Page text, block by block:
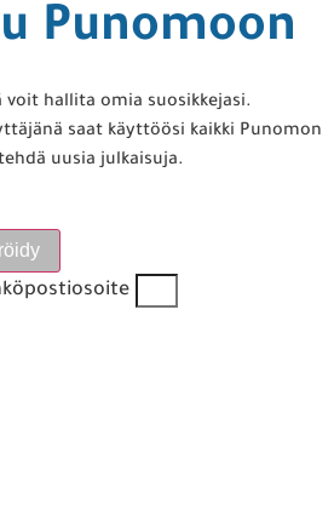
Punomoon
hallita omia suosikkejasi.
saat käyttöösi kaikki Punomon
uusia julkaisuja.